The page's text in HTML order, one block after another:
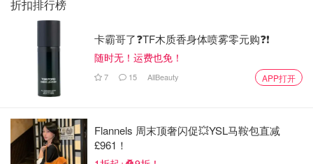
折扣排行榜
卡霸哥了❓TF木质香身体喷雾零元购❓❗
随时无！运费也免！
7 15 AllBeauty APP打开
Flannels 周末顶奢闪促💥YSL马鞍包直减
£961！